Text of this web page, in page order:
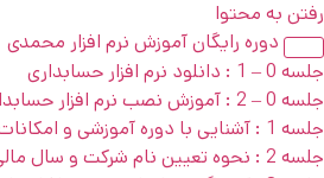
رفتن به محتوا
دوره رایگان آموزش نرم افزار محمدی
جلسه 0 – 1 : دانلود نرم افزار حسابداری
جلسه 0 – 2 : آموزش نصب نرم افزار حسابداری
جلسه 1 : آشنایی با دوره آموزشی و امکانات نرم افزار حسابداری
جلسه 2 : نحوه تعیین نام شرکت و سال مالی و شروع کار با نرم افزار